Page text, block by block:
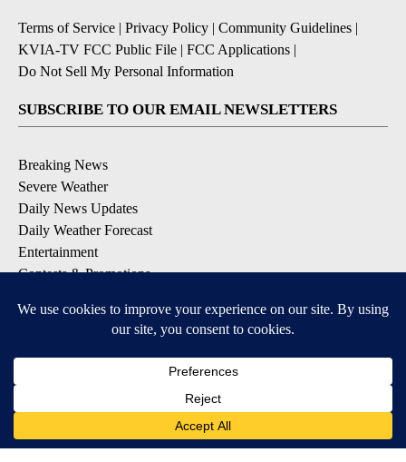
Terms of Service | Privacy Policy | Community Guidelines |
KVIA-TV FCC Public File | FCC Applications |
Do Not Sell My Personal Information
SUBSCRIBE TO OUR EMAIL NEWSLETTERS
Breaking News
Severe Weather
Daily News Updates
Daily Weather Forecast
Entertainment
Contests & Promotions
DOWNLOAD OUR APPS
Available for iOS and Android